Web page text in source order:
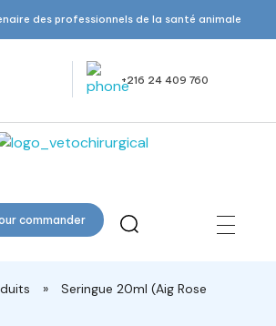
des professionnels de la santé animale
+216 24 409 760
Veto Chirurgical
commander
»
Seringue 20ml (Aig Rose